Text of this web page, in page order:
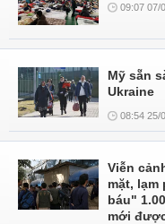
09:07 07/
Mỹ sẵn
Ukraine
08:54 25/
Viễn
mặt,
báu"
mới